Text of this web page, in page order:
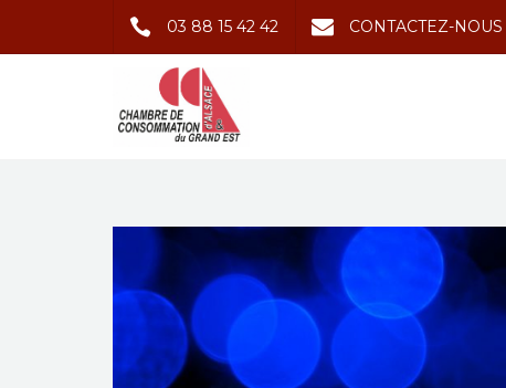
03 88 15 42 42 CONTACTEZ-NOUS